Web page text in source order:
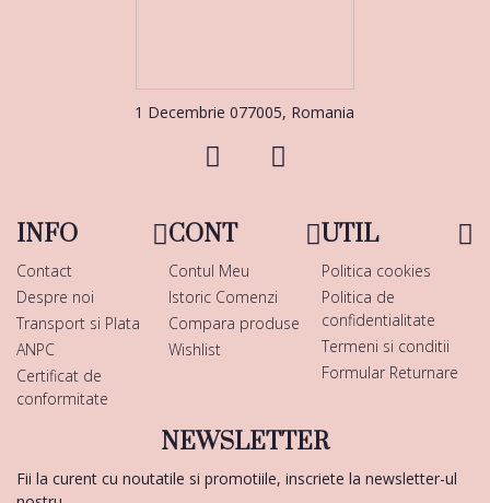
1 Decembrie 077005, Romania
INFO
Contact
Despre noi
Transport si Plata
ANPC
Certificat de
conformitate
CONT
Contul Meu
Istoric Comenzi
Compara produse
Wishlist
UTIL
Politica cookies
Politica de
confidentialitate
Termeni si conditii
Formular Returnare
NEWSLETTER
Fii la curent cu noutatile si promotiile, inscriete la newsletter-ul